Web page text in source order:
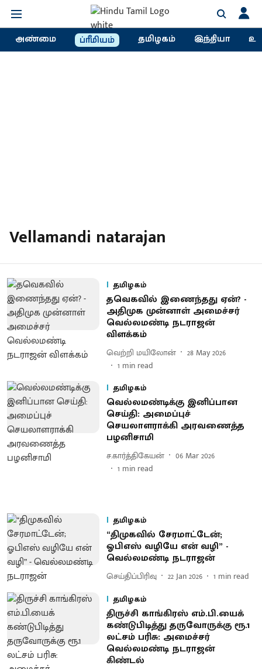
அண்மை ப்ரீமியம் தமிழகம் இந்தியா
Vellamandi natarajan
தமிழகம்
தவெகவில் இணைந்தது ஏன்? -
அதிமுக முன்னாள் அமைச்சர்
வெல்லமண்டி நடராஜன்
விளக்கம்
வெற்றி மயிலோன்
28 May 2026
1 min read
தமிழகம்
வெல்லமண்டிக்கு இனிப்பான
செய்தி: அமைப்புச்
செயலாளராக்கி அரவணைத்த
பழனிசாமி
ச.கார்த்திகேயன்
06 Mar 2026
1 min read
தமிழகம்
“திமுகவில் சேரமாட்டேன்;
ஓபிஎஸ் வழியே என் வழி” -
வெல்லமண்டி நடராஜன்
செய்திப்பிரிவு 22 Jan 2026 1 min read
தமிழகம்
திருச்சி காங்கிரஸ் எம்.பி.யைக்
கண்டுபிடித்து தருவோருக்கு ரூ.1
லட்சம் பரிசு: அமைச்சர்
வெல்லமண்டி நடராஜன்
கிண்டல்